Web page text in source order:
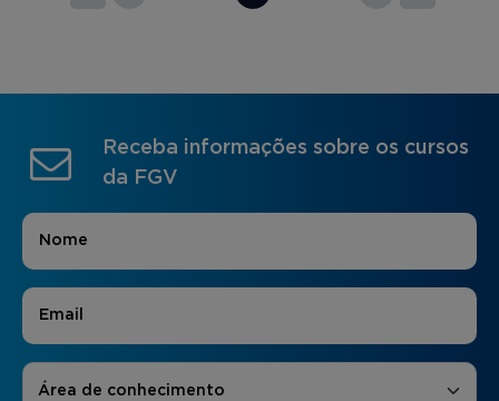
Receba informações sobre os cursos
da FGV
Nome
E-mail
Áreas de Interesse
Área de conhecimento